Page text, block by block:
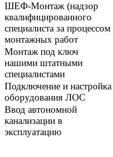
ШЕФ-Монтаж (надзор
квалифицированного
специалиста за процессом
монтажных работ
Монтаж под ключ
нашими штатными
специалистами
Подключение и настройка
оборудования ЛОС
Ввод автономной
канализации в
эксплуатацию